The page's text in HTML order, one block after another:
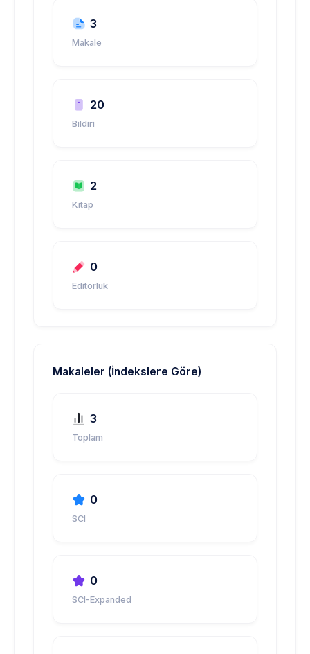
3
Makale
20
Bildiri
2
Kitap
0
Editörlük
Makaleler (İndekslere Göre)
3
Toplam
0
SCI
0
SCI-Expanded